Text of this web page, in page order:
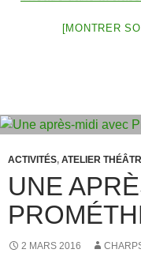
[MONTRER
ACTIVITÉS, ATELIER
UNE
2 MARS 2016